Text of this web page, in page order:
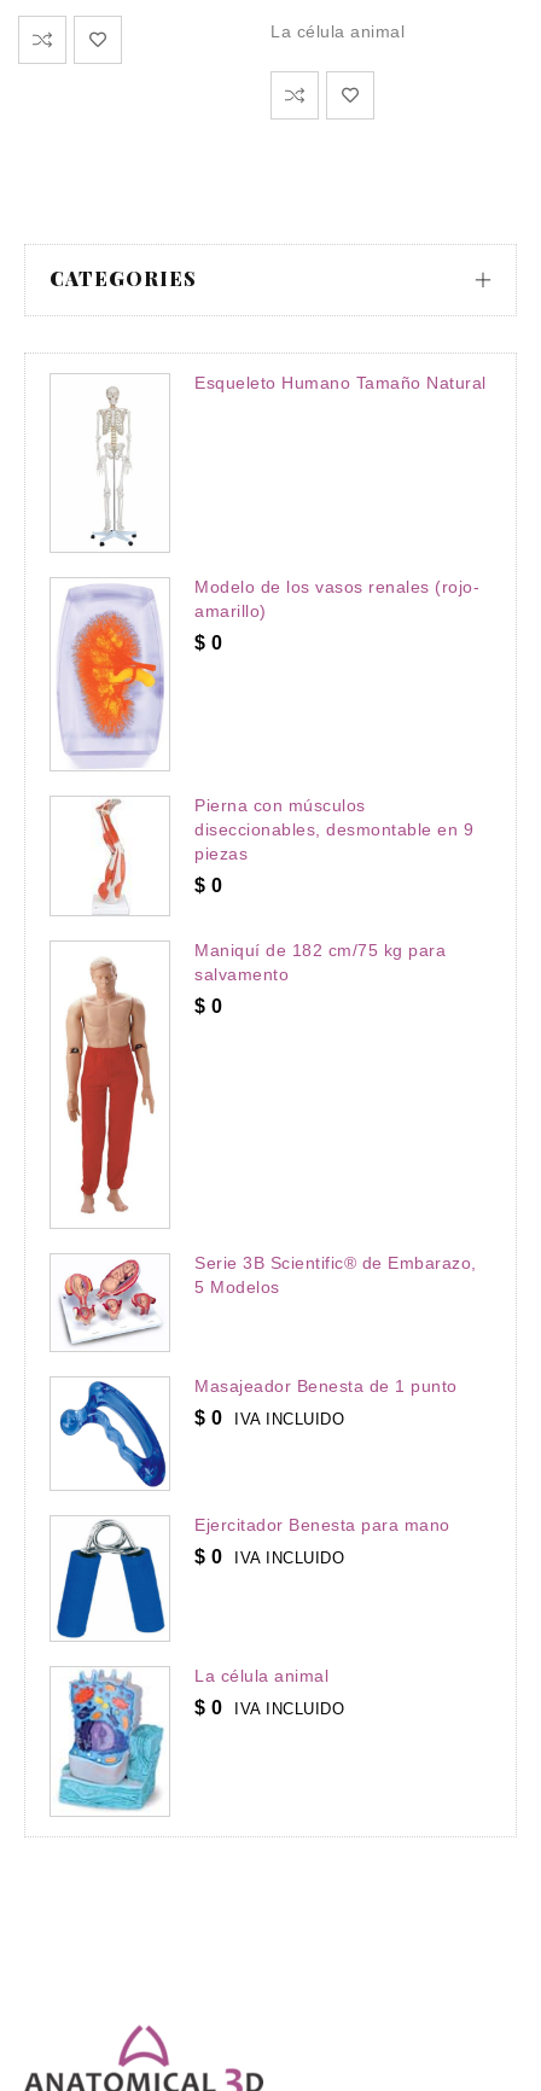
CATEGORIES
Esqueleto Humano Tamaño Natural
Modelo de los vasos renales (rojo-
amarillo)
$ 0
Pierna con músculos
diseccionables, desmontable en 9
piezas
$ 0
Maniquí de 182 cm/75 kg para
salvamento
$ 0
Serie 3B Scientific® de Embarazo,
5 Modelos
Masajeador Benesta de 1 punto
$ 0 IVA INCLUIDO
Ejercitador Benesta para mano
$ 0 IVA INCLUIDO
La célula animal
$ 0 IVA INCLUIDO
La célula animal